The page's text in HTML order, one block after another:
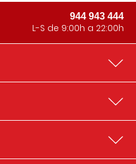
944 943 444
L-S de 9:00h a 22:00h